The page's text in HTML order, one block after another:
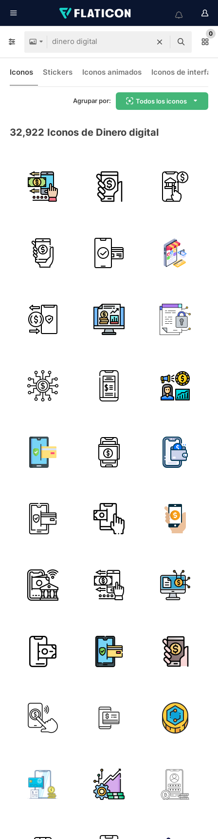
0
Iconos Stickers Iconos animados Iconos de interfaz
Agrupar por: Todos los iconos
32,922 Iconos de Dinero digital